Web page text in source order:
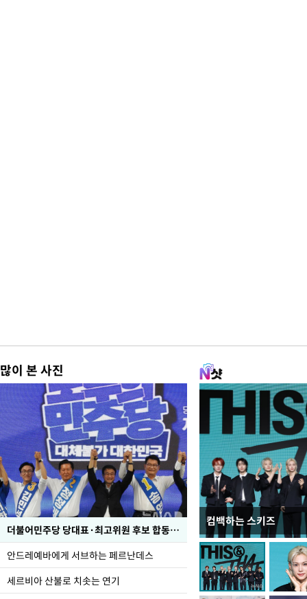
많이 본 사진
더불어민주당 당대표·최고위원 후보 합동연설회
안드레예바에게 서브하는 페르난데스
세르비아 산불로 치솟는 연기
컴백하는 스키즈
이 대통령, 국가폭력
가 책임지고 치유"